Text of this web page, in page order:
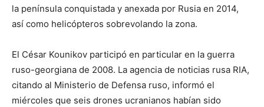
la península conquistada y anexada por Rusia en 2014,
así como helicópteros sobrevolando la zona.
El César Kounikov participó en particular en la guerra
ruso-georgiana de 2008. La agencia de noticias rusa RIA,
citando al Ministerio de Defensa ruso, informó el
miércoles que seis drones ucranianos habían sido